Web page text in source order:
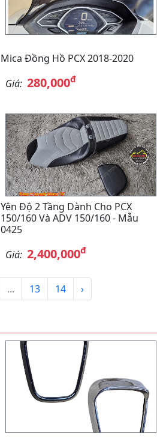
Mica Đồng Hồ PCX 2018-2020
Giá: 280,000đ
Yên Độ 2 Tầng Dành Cho PCX
150/160 Và ADV 150/160 - Mẫu
0425
Giá: 2,400,000đ
... 13 14 ›